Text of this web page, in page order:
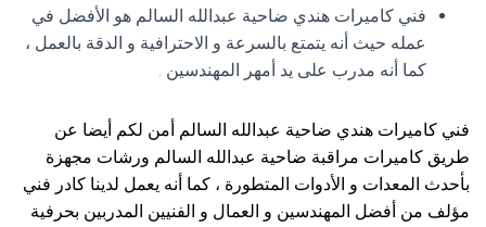
فني كاميرات هندي ضاحية عبدالله السالم هو الأفضل في
عمله حيث أنه يتمتع بالسرعة و الاحترافية و الدقة بالعمل ،
كما أنه مدرب على يد أمهر المهندسين .
فني كاميرات هندي ضاحية عبدالله السالم أمن لكم أيضا عن
طريق كاميرات مراقبة ضاحية عبدالله السالم ورشات مجهزة
بأحدث المعدات و الأدوات المتطورة ، كما أنه يعمل لدينا كادر فني
مؤلف من أفضل المهندسين و العمال و الفنيين المدربين بحرفية